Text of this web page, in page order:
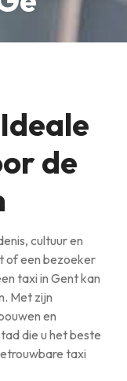
de
cultuur en
of een bezoeker
taxi in Gent kan
Met zijn
en
die u het beste
taxi